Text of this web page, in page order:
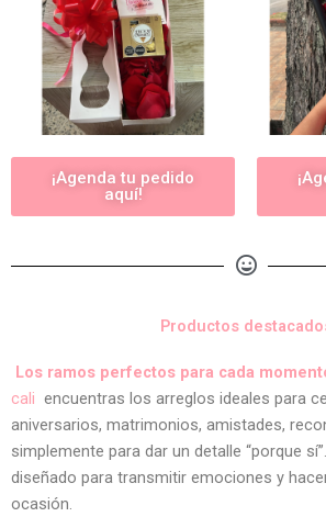
¡Agenda tu pedido
aquí!
Productos
Los ramos perfectos para cada
cali encuentras los arreglos ideales para
aniversarios, matrimonios, amistades,
simplemente para dar un detalle “porque
diseñado para transmitir emociones y
ocasión.